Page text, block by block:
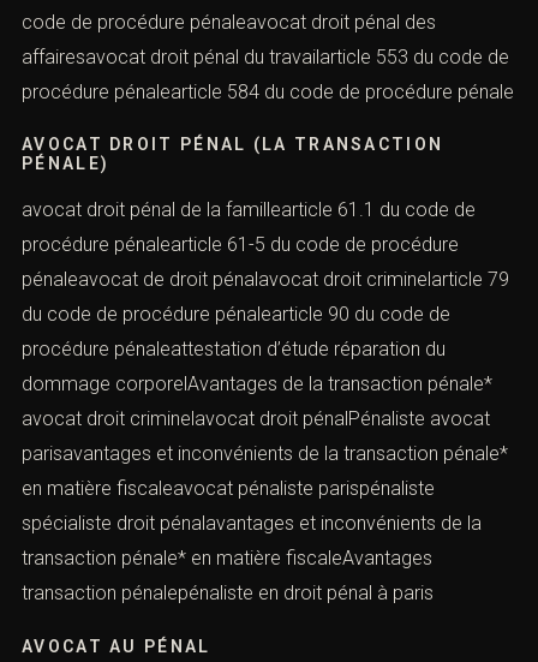
code de procédure pénaleavocat droit pénal des
affairesavocat droit pénal du travailarticle 553 du code de
procédure pénalearticle 584 du code de procédure pénale
AVOCAT DROIT PÉNAL (LA TRANSACTION
PÉNALE)
avocat droit pénal de la famillearticle 61.1 du code de
procédure pénalearticle 61-5 du code de procédure
pénaleavocat de droit pénalavocat droit criminelarticle 79
du code de procédure pénalearticle 90 du code de
procédure pénaleattestation d’étude réparation du
dommage corporelAvantages de la transaction pénale*
avocat droit criminelavocat droit pénalPénaliste avocat
parisavantages et inconvénients de la transaction pénale*
en matière fiscaleavocat pénaliste parispénaliste
spécialiste droit pénalavantages et inconvénients de la
transaction pénale* en matière fiscaleAvantages
transaction pénalepénaliste en droit pénal à paris
AVOCAT AU PÉNAL